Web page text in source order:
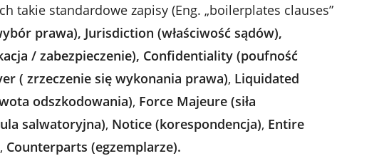
takie standardowe zapisy (Eng. „boilerplates clauses”
prawa), Jurisdiction (właściwość sądów),
/ zabezpieczenie), Confidentiality (poufność
( zrzeczenie się wykonania prawa), Liquidated
odszkodowania), Force Majeure (siła
salwatoryjna), Notice (korespondencja), Entire
, Counterparts (egzemplarze).